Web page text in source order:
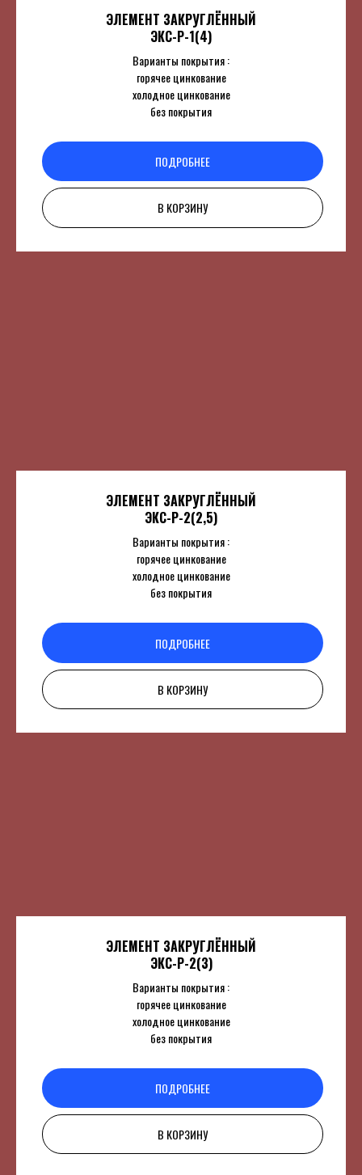
ЭЛЕМЕНТ ЗАКРУГЛЁННЫЙ
ЭКС-Р-1(4)
Варианты покрытия :
горячее цинкование
холодное цинкование
без покрытия
ПОДРОБНЕЕ
В КОРЗИНУ
ЭЛЕМЕНТ ЗАКРУГЛЁННЫЙ
ЭКС-Р-2(2,5)
Варианты покрытия :
горячее цинкование
холодное цинкование
без покрытия
ПОДРОБНЕЕ
В КОРЗИНУ
ЭЛЕМЕНТ ЗАКРУГЛЁННЫЙ
ЭКС-Р-2(3)
Варианты покрытия :
горячее цинкование
холодное цинкование
без покрытия
ПОДРОБНЕЕ
В КОРЗИНУ